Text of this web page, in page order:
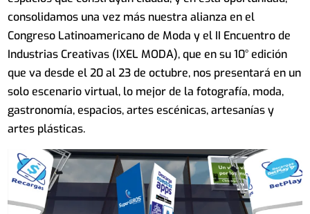
consolidamos una vez más nuestra alianza en el
Congreso Latinoamericano de Moda y el II Encuentro de
Industrias Creativas (IXEL MODA), que en su 10° edición
que va desde el 20 al 23 de octubre, nos presentará en un
solo escenario virtual, lo mejor de la fotografía, moda,
gastronomía, espacios, artes escénicas, artesanías y
artes plásticas.